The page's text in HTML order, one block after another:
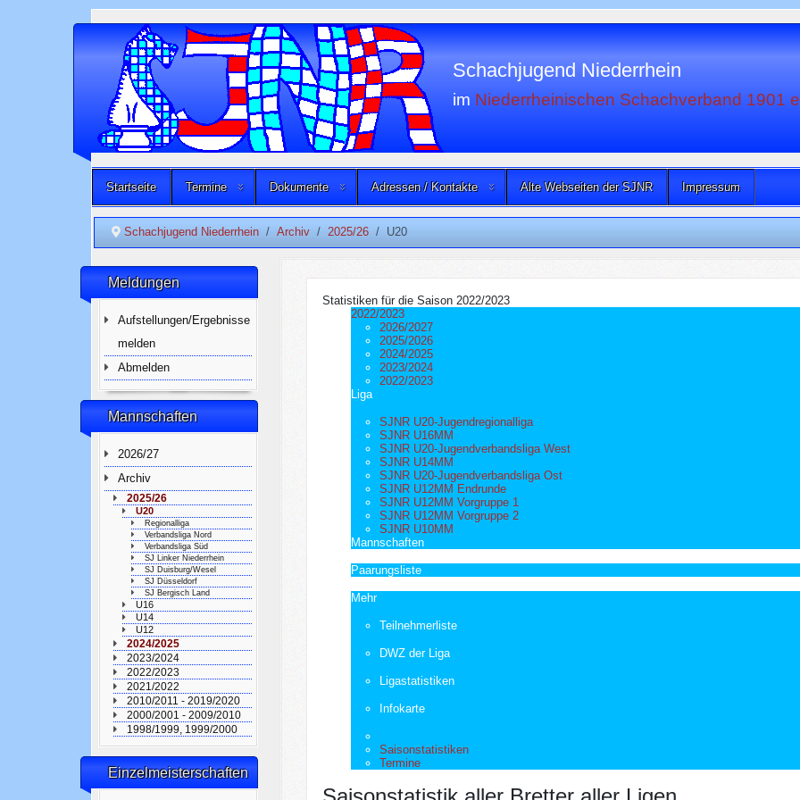
Schachjugend Niederrhein
im Niederrheinischen Schachverband 1901
Startseite Termine Dokumente Adressen / Kontakte Alte Webseiten der SJNR Impressum
Schachjugend Niederrhein Archiv 2025/26 U20
Meldungen
Aufstellungen/Ergebnisse
melden
Abmelden
Mannschaften
2026/27
Archiv
2025/26
U20
Regionalliga
Verbandsliga Nord
Verbandsliga Süd
SJ Linker Niederrhein
SJ Duisburg/Wesel
SJ Düsseldorf
SJ Bergisch Land
U16
U14
U12
2024/2025
2023/2024
2022/2023
2021/2022
2010/2011 - 2019/2020
2000/2001 - 2009/2010
1998/1999, 1999/2000
Einzelmeisterschaften
Statistiken für die Saison 2022/2023
2022/2023
2026/2027
2025/2026
2024/2025
2023/2024
2022/2023
Liga
SJNR U20-Jugendregionalliga
SJNR U16MM
SJNR U20-Jugendverbandsliga West
SJNR U14MM
SJNR U20-Jugendverbandsliga Ost
SJNR U12MM Endrunde
SJNR U12MM Vorgruppe 1
SJNR U12MM Vorgruppe 2
SJNR U10MM
Mannschaften
Paarungsliste
Mehr
Teilnehmerliste
DWZ der Liga
Ligastatistiken
Infokarte
Saisonstatistiken
Termine